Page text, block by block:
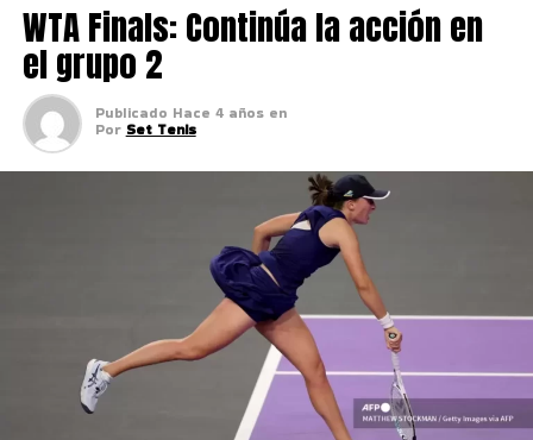
WTA Finals: Continúa la acción en
el grupo 2
Publicado Hace 4 años en
Por Set Tenis